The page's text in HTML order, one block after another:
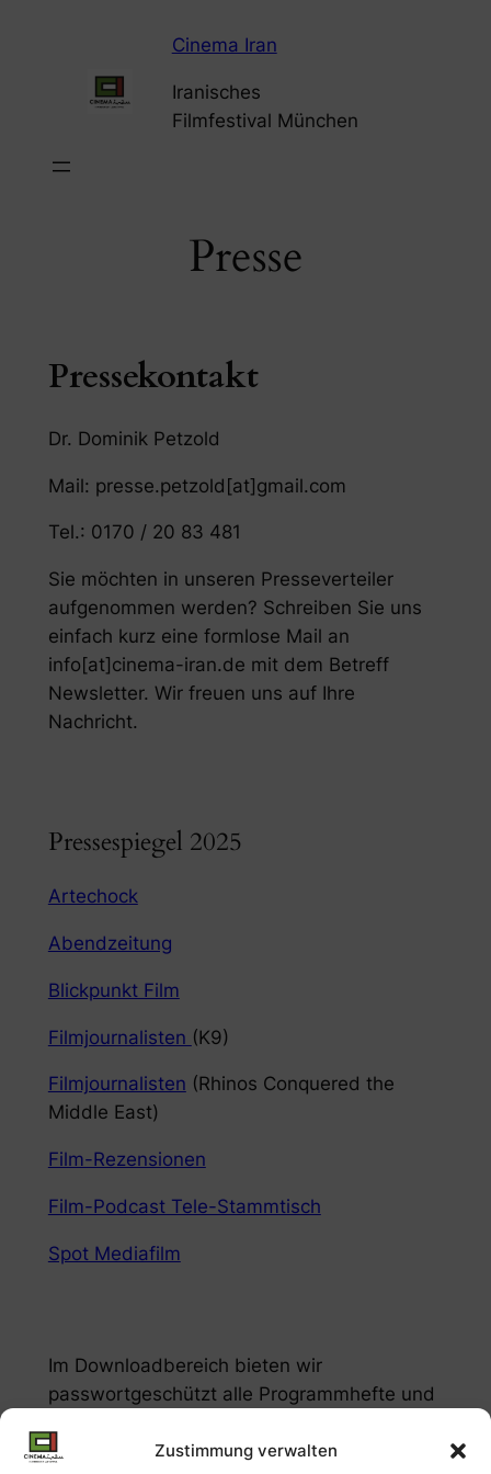
Zustimmung verwalten
Cinema Iran
Iranisches
Filmfestival München
Presse
Pressekontakt
Dr. Dominik Petzold
Mail: presse.petzold[at]gmail.com
Tel.: 0170 / 20 83 481
Sie möchten in unseren Presseverteiler
aufgenommen werden? Schreiben Sie uns
einfach kurz eine formlose Mail an
info[at]cinema-iran.de mit dem Betreff
Newsletter. Wir freuen uns auf Ihre
Nachricht.
Pressespiegel 2025
Artechock
Abendzeitung
Blickpunkt Film
Filmjournalisten (K9)
Filmjournalisten (Rhinos Conquered the
Middle East)
Film-Rezensionen
Film-Podcast Tele-Stammtisch
Spot Mediafilm
Im Downloadbereich bieten wir
passwortgeschützt alle Programmhefte und
Um Zugang zu diesem Bereich zu erhalten,